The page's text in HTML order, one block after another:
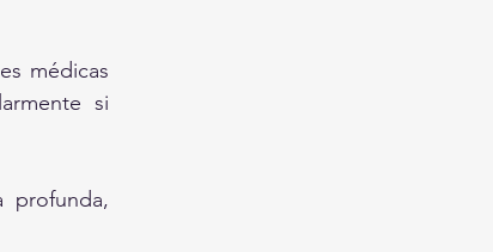
médicas
si
profunda,